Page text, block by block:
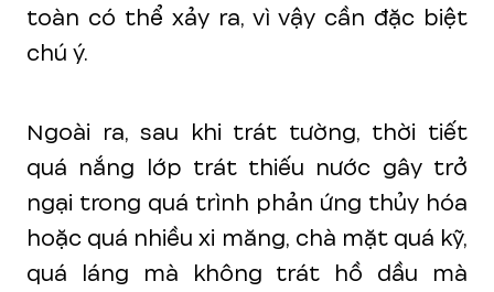
toàn có thể xảy ra, vì vậy cần đặc biệt
chú ý.
Ngoài ra, sau khi trát tường, thời tiết
quá nắng lớp trát thiếu nước gây trở
ngại trong quá trình phản ứng thủy hóa
hoặc quá nhiều xi măng, chà mặt quá kỹ,
quá láng mà không trát hồ dầu mà